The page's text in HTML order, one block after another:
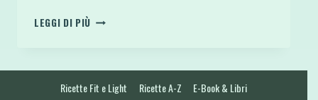
LEGGI DI PIÙ BROWNIES
VEGAN
Ricette Fit e Light Ricette A-Z E-Book & Libri